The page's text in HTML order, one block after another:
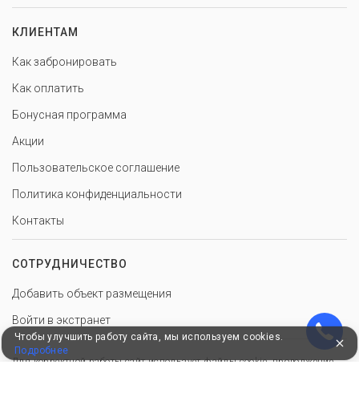
КЛИЕНТАМ
Как забронировать
Как оплатить
Бонусная программа
Акции
Пользовательское соглашение
Политика конфиденциальности
Контакты
СОТРУДНИЧЕСТВО
Добавить объект размещения
Войти в экстранет
Для корректной работы сайт использует файлы cookie, продолжение
Чтобы улучшить работу сайта, мы используем cookies.
Подробнее